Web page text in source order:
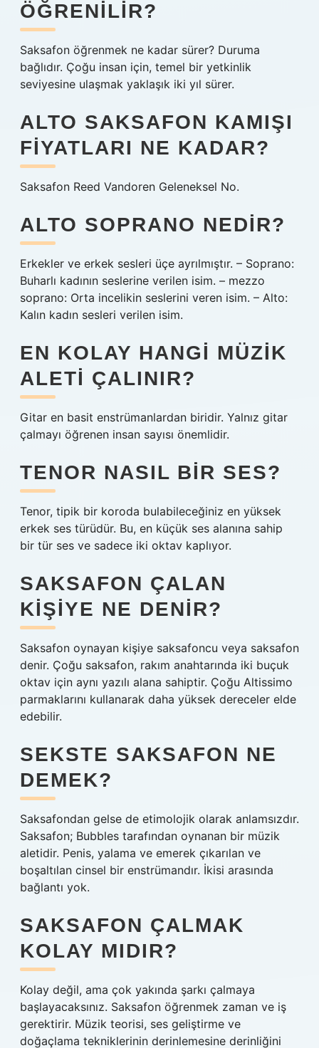
ÖĞRENILIR?
Saksafon öğrenmek ne kadar sürer? Duruma
bağlıdır. Çoğu insan için, temel bir yetkinlik
seviyesine ulaşmak yaklaşık iki yıl sürer.
ALTO SAKSAFON KAMIŞI
FIYATLARI NE KADAR?
Saksafon Reed Vandoren Geleneksel No.
ALTO SOPRANO NEDIR?
Erkekler ve erkek sesleri üçe ayrılmıştır. – Soprano:
Buharlı kadının seslerine verilen isim. – mezzo
soprano: Orta incelikin seslerini veren isim. – Alto:
Kalın kadın sesleri verilen isim.
EN KOLAY HANGI MÜZIK
ALETI ÇALINIR?
Gitar en basit enstrümanlardan biridir. Yalnız gitar
çalmayı öğrenen insan sayısı önemlidir.
TENOR NASIL BIR SES?
Tenor, tipik bir koroda bulabileceğiniz en yüksek
erkek ses türüdür. Bu, en küçük ses alanına sahip
bir tür ses ve sadece iki oktav kaplıyor.
SAKSAFON ÇALAN
KIŞIYE NE DENIR?
Saksafon oynayan kişiye saksafoncu veya saksafon
denir. Çoğu saksafon, rakım anahtarında iki buçuk
oktav için aynı yazılı alana sahiptir. Çoğu Altissimo
parmaklarını kullanarak daha yüksek dereceler elde
edebilir.
SEKSTE SAKSAFON NE
DEMEK?
Saksafondan gelse de etimolojik olarak anlamsızdır.
Saksafon; Bubbles tarafından oynanan bir müzik
aletidir. Penis, yalama ve emerek çıkarılan ve
boşaltılan cinsel bir enstrümandır. İkisi arasında
bağlantı yok.
SAKSAFON ÇALMAK
KOLAY MIDIR?
Kolay değil, ama çok yakında şarkı çalmaya
başlayacaksınız. Saksafon öğrenmek zaman ve iş
gerektirir. Müzik teorisi, ses geliştirme ve
doğaçlama tekniklerinin derinlemesine derinliğini